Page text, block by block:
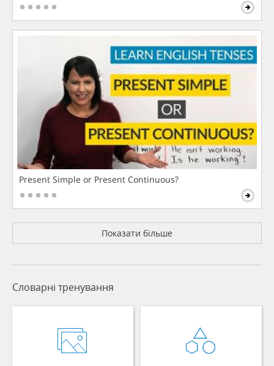
Present Simple or Present Continuous?
Показати більше
Словарні тренування